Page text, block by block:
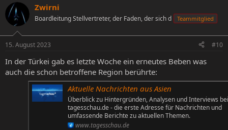
Zwirni
Boardleitung Stellvertreter, der Faden, der sich d Teammitglied
15. August 2023 #10
In der Türkei gab es letzte Woche ein erneutes Beben was
auch die schon betroffene Region berührte:
Aktuelle Nachrichten aus Asien
Überblick zu Hintergründen, Analysen und Interviews bei
tagesschau.de - die erste Adresse für Nachrichten und
umfassende Berichte zu aktuellen Themen.
www.tagesschau.de